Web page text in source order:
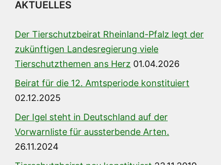
AKTUELLES
Der Tierschutzbeirat Rheinland-Pfalz legt der
zukünftigen Landesregierung viele
Tierschutzthemen ans Herz 01.04.2026
Beirat für die 12. Amtsperiode konstituiert
02.12.2025
Der Igel steht in Deutschland auf der
Vorwarnliste für aussterbende Arten.
26.11.2024